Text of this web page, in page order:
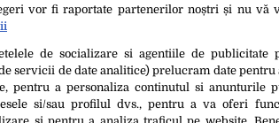
care au fost
peste 20.000
vor fi raportate partenerilor noștri și nu vă
de socializare si agentiile de publicitate
servicii de date analitice) prelucram date pentru
pentru a personaliza continutul si anunturile
si/sau profilul dvs., pentru a va oferi